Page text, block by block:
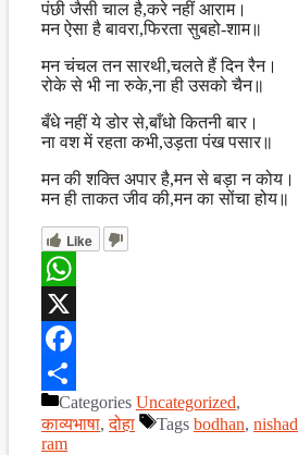
पंछी जैसी चाल है,करे नहीं आराम।
मन ऐसा है बावरा,फिरता सुबहो-शाम॥
मन चंचल तन सारथी,चलते हैं दिन रैन।
रोके से भी ना रुके,ना ही उसको चैन॥
बँधे नहीं ये डोर से,बाँधो कितनी बार।
ना वश में रहता कभी,उड़ता पंख पसार॥
मन की शक्ति अपार है,मन से बड़ा न कोय।
मन ही ताकत जीव की,मन का सोंचा होय॥
Like
WhatsApp
X
Facebook
ShareCategories Uncategorized,
काव्यभाषा,दोहा Tags bodhan, nishad
ram